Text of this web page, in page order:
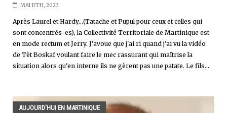
MAI 17TH, 2023
Après Laurel et Hardy...(Tatache et Pupul pour ceux et celles qui
sont concentrés-es), la Collectivité Territoriale de Martinique est
en mode rectum et Jerry. J'avoue que j'ai ri quand j'ai vu la vidéo
de Tèt Boskaf voulant faire le mec rassurant qui maîtrise la
situation alors qu'en interne ils ne gèrent pas une patate. Le fils...
AUJOURD'HUI EN MARTINIQUE